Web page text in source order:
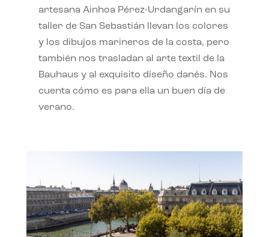
artesana Ainhoa Pérez-Urdangarín en su
taller de San Sebastián llevan los colores
y los dibujos marineros de la costa, pero
también nos trasladan al arte textil de la
Bauhaus y al exquisito diseño danés. Nos
cuenta cómo es para ella un buen día de
verano.